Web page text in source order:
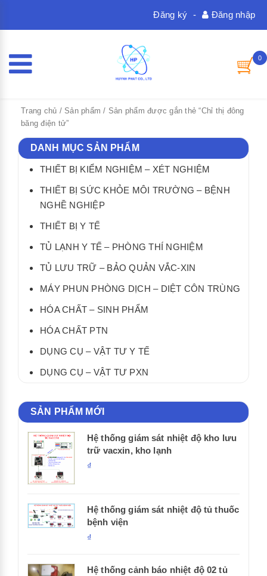
Đăng nhập
-
Đăng ký
0
Trang chủ / Sản phẩm / Sản phẩm được gắn thẻ “Chỉ thị đông
băng điện tử”
DANH MỤC SẢN PHẨM
THIẾT BỊ KIỂM NGHIỆM – XÉT NGHIỆM
THIẾT BỊ SỨC KHỎE MÔI TRƯỜNG – BỆNH
NGHỀ NGHIỆP
THIẾT BỊ Y TẾ
TỦ LẠNH Y TẾ – PHÒNG THÍ NGHIỆM
TỦ LƯU TRỮ – BẢO QUẢN VẮC-XIN
MÁY PHUN PHÒNG DỊCH – DIỆT CÔN TRÙNG
HÓA CHẤT – SINH PHẨM
HÓA CHẤT PTN
DỤNG CỤ – VẬT TƯ Y TẾ
DỤNG CỤ – VẬT TƯ PXN
SẢN PHẨM MỚI
Hệ thống giám sát nhiệt độ kho lưu
trữ vacxin, kho lạnh
₫
Hệ thống giám sát nhiệt độ tủ thuốc
bệnh viện
₫
Hệ thống cảnh báo nhiệt độ 02 tủ